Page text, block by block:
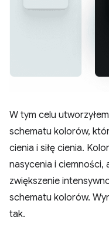
W tym celu
schematu kolorów,
cienia i siłę cienia.
nasycenia i ciemności,
zwiększenie
schematu kolorów.
tak.